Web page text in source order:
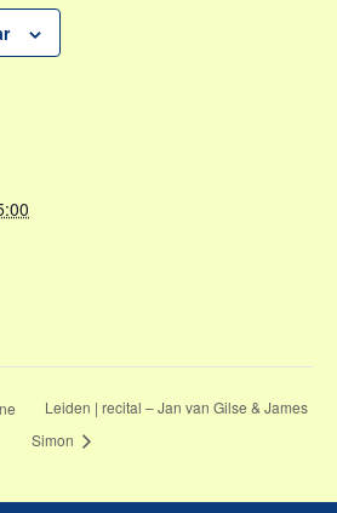
Leiden | recital – Jan van Gilse & James
Simon